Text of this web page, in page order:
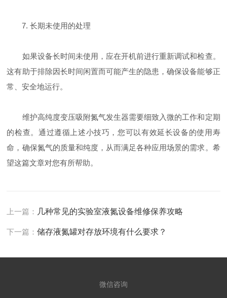
7. 长期未使用的处理
如果设备长时间未使用，应在开机前进行重新调试和检查。
这有助于排除因长时间闲置而可能产生的隐患，确保设备能够正
常、安全地运行。
维护高纯度变压吸附氮气发生器需要细致入微的工作和定期
的检查。通过遵循上述小技巧，您可以有效延长设备的使用寿
命，确保氮气的质量和纯度，从而满足各种应用场景的需求。希
望这篇文章对您有所帮助。
上一篇： 几种常见的实验室液氮设备维修保养攻略
下一篇：储存液氮罐对存放环境有什么要求？
微信咨询